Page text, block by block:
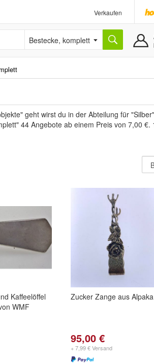
Verkaufen
Bestecke, komplett
geht wirst du in der Abteilung für
44 Angebote ab einem Preis von 7,00
Kaffeelöffel
WMF
Zucker Zange aus Alpaka
95,00 €
+ 7,99 € Versand